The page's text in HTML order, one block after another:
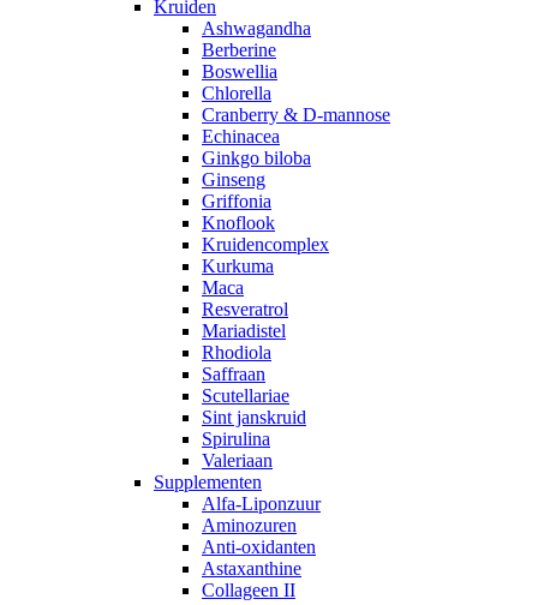
Kruiden
Ashwagandha
Berberine
Boswellia
Chlorella
Cranberry & D-mannose
Echinacea
Ginkgo biloba
Ginseng
Griffonia
Knoflook
Kruidencomplex
Kurkuma
Maca
Resveratrol
Mariadistel
Rhodiola
Saffraan
Scutellariae
Sint janskruid
Spirulina
Valeriaan
Supplementen
Alfa-Liponzuur
Aminozuren
Anti-oxidanten
Astaxanthine
Collageen II